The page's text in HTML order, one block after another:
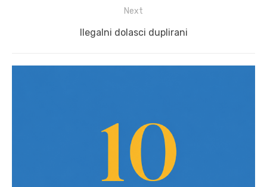
Next
Next
Ilegalni dolasci duplirani